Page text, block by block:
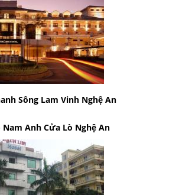
Sông Lam Vinh Nghệ An
Nam Anh Cửa Lò Nghệ An